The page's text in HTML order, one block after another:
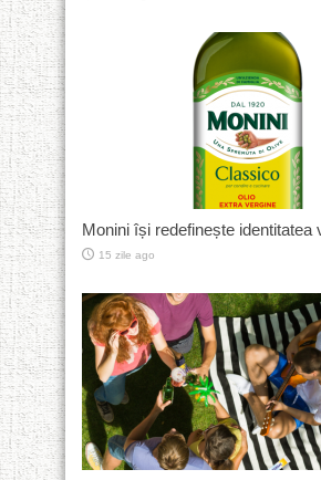
Monini își redefinește identitatea
15 zile ago